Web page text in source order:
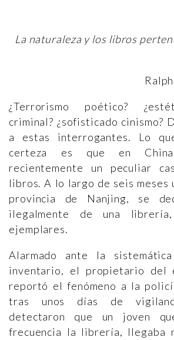
La naturaleza y los libros
¿Terrorismo poético?
criminal? ¿sofisticado cinismo?
a estas interrogantes. Lo
certeza es que en
recientemente un peculiar
libros. A lo largo de seis meses
provincia de Nanjing, se
ilegalmente de una
ejemplares.
Alarmado ante la
inventario, el propietario del
reportó el fenómeno a la
tras unos días de
detectaron que un joven
frecuencia la librería, llegaba